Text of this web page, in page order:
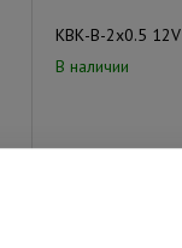
КВК-В-2х0.5 12V
В наличии